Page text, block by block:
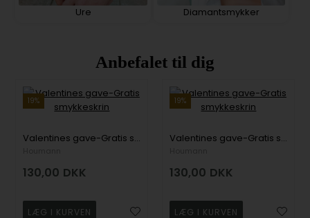
Ure Diamantsmykker
Anbefalet til dig
19%
Valentines gave-Gratis smykkeskrin
130,00 DKK
19%
Valentines gave-Gratis smykkeskrin
130,00 DKK